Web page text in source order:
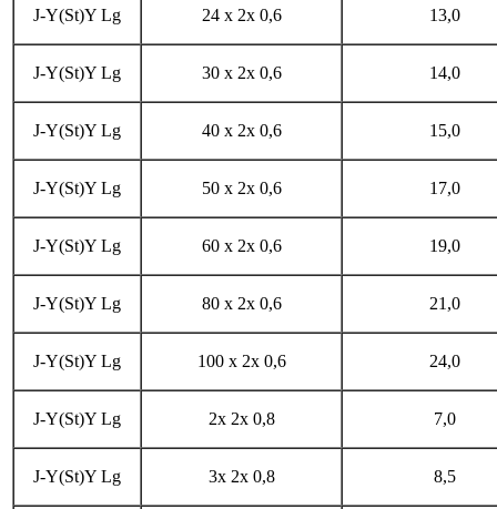
J-Y(St)Y Lg 24 x 2x 0,6 13,0
J-Y(St)Y Lg 30 x 2x 0,6 14,0
J-Y(St)Y Lg 40 x 2x 0,6 15,0
J-Y(St)Y Lg 50 x 2x 0,6 17,0
J-Y(St)Y Lg 60 x 2x 0,6 19,0
J-Y(St)Y Lg 80 x 2x 0,6 21,0
J-Y(St)Y Lg 100 x 2x 0,6 24,0
J-Y(St)Y Lg 2x 2x 0,8 7,0
J-Y(St)Y Lg 3x 2x 0,8 8,5